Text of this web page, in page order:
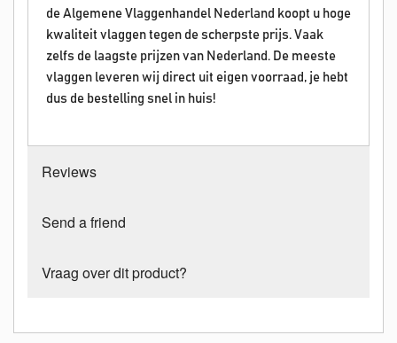
de Algemene Vlaggenhandel Nederland koopt u hoge
kwaliteit vlaggen tegen de scherpste prijs. Vaak
zelfs de laagste prijzen van Nederland. De meeste
vlaggen leveren wij direct uit eigen voorraad, je hebt
dus de bestelling snel in huis!
Reviews
Send a friend
Vraag over dit product?